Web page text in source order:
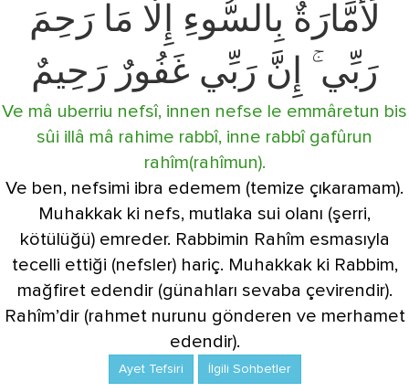
لَأَمَّارَةٌ بِالسُّوءِ إِلَّا مَا رَحِمَ
رَبِّي ۚ إِنَّ رَبِّي غَفُورٌ رَحِيمٌ
Ve mâ uberriu nefsî, innen nefse le emmâretun bis
sûi illâ mâ rahime rabbî, inne rabbî gafûrun
rahîm(rahîmun).
Ve ben, nefsimi ibra edemem (temize çıkaramam).
Muhakkak ki nefs, mutlaka sui olanı (şerri,
kötülüğü) emreder. Rabbimin Rahîm esmasıyla
tecelli ettiği (nefsler) hariç. Muhakkak ki Rabbim,
mağfiret edendir (günahları sevaba çevirendir).
Rahîm’dir (rahmet nurunu gönderen ve merhamet
edendir).
Ayet Tefsiri İlgili Sohbetler